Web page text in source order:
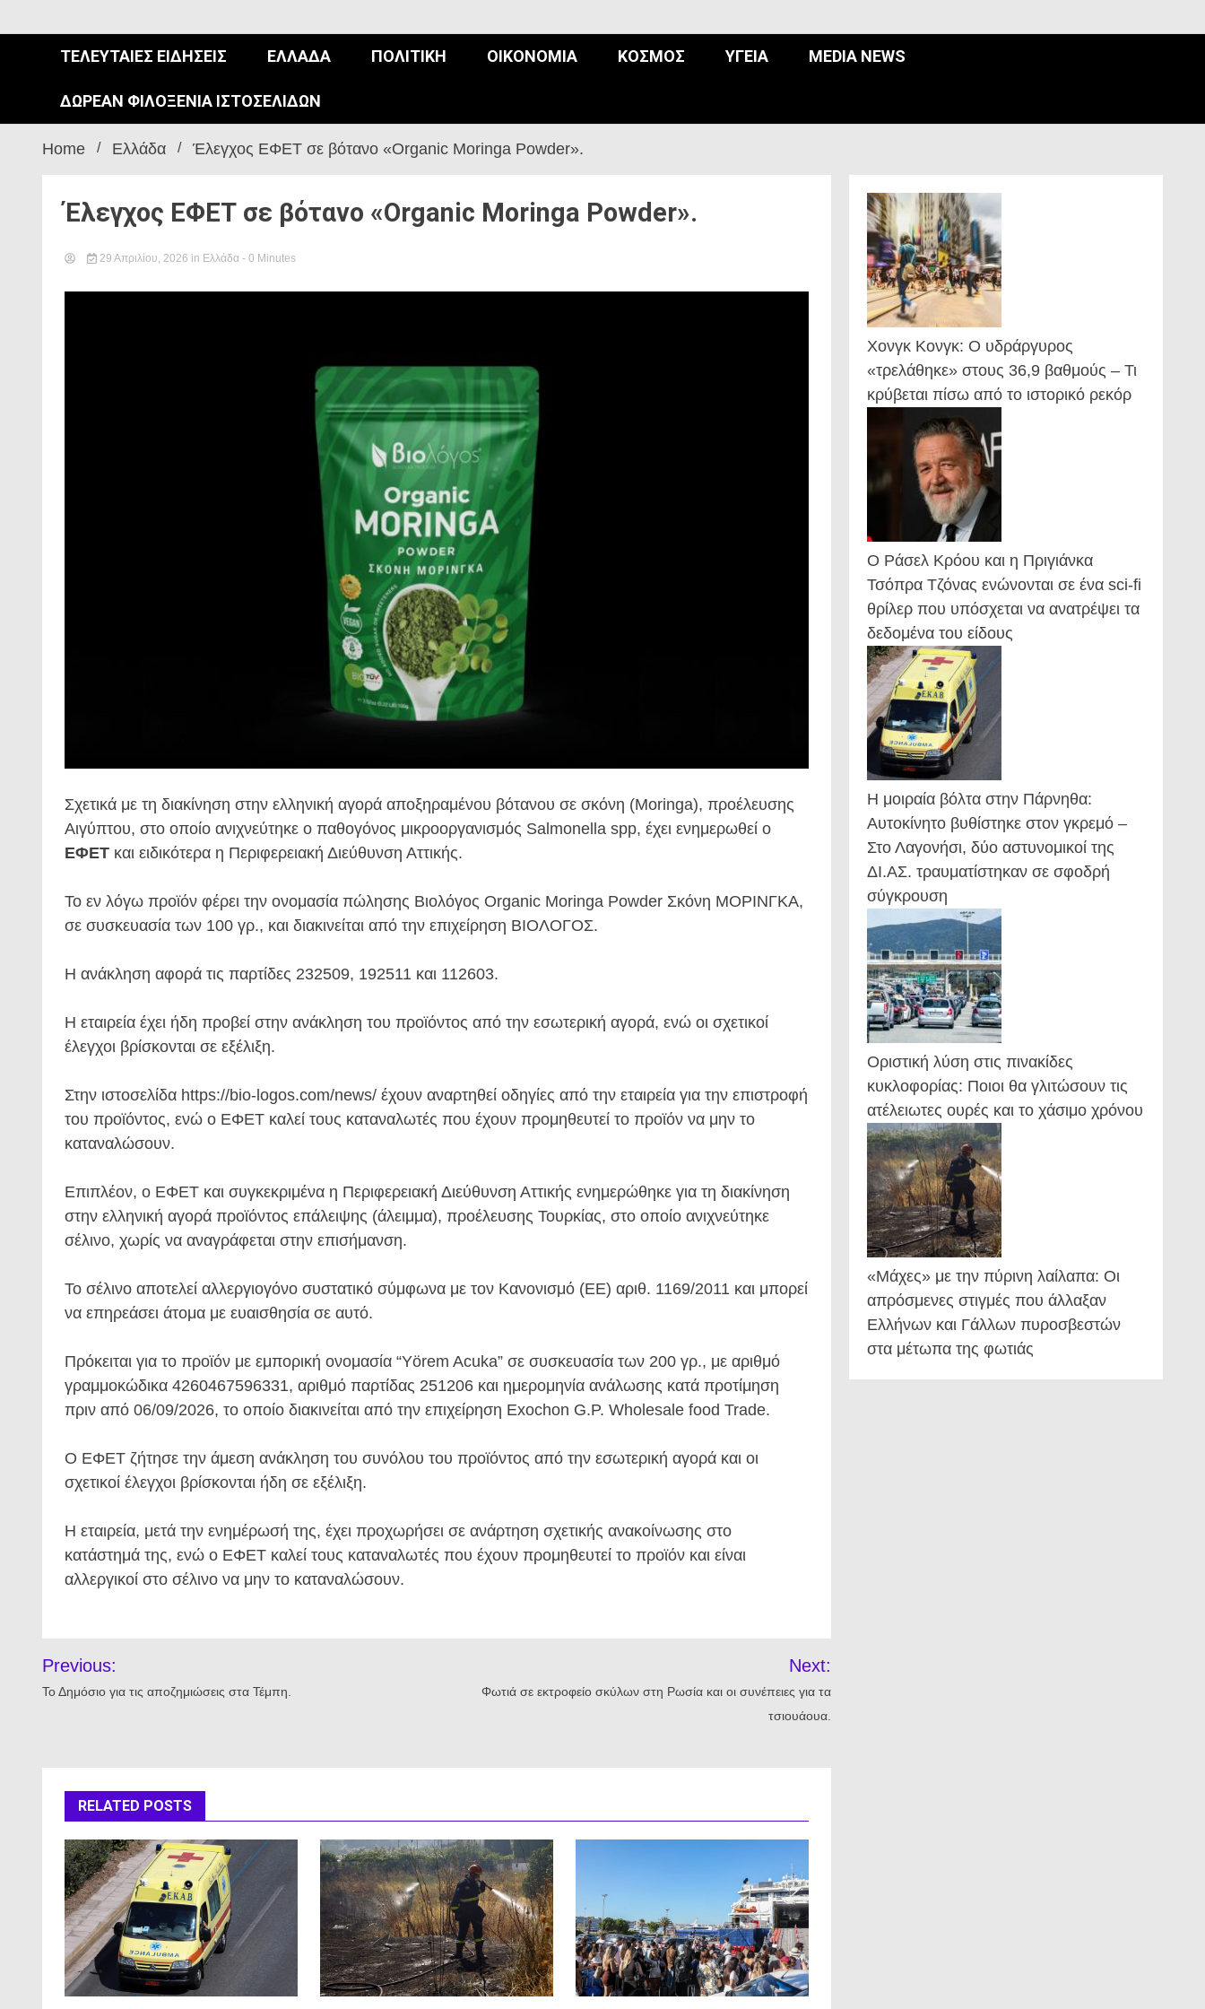
ΤΕΛΕΥΤΑΊΕΣ ΕΙΔΉΣΕΙΣ ΕΛΛΆΔΑ ΠΟΛΙΤΙΚΉ ΟΙΚΟΝΟΜΊΑ ΚΌΣΜΟΣ ΥΓΕΊΑ MEDIA NEWS
ΔΩΡΕΆΝ ΦΙΛΟΞΕΝΊΑ ΙΣΤΟΣΕΛΊΔΩΝ
Home Ελλάδα Έλεγχος ΕΦΕΤ σε βότανο «Organic Moringa Powder».
Έλεγχος ΕΦΕΤ σε βότανο «Organic Moringa Powder».
29 Απριλίου, 2026 in Ελλάδα - 0 Minutes
Σχετικά με τη διακίνηση στην ελληνική αγορά αποξηραμένου βότανου σε σκόνη (Moringa), προέλευσης
Αιγύπτου, στο οποίο ανιχνεύτηκε ο παθογόνος μικροοργανισμός Salmonella spp, έχει ενημερωθεί ο
ΕΦΕΤ και ειδικότερα η Περιφερειακή Διεύθυνση Αττικής.
Το εν λόγω προϊόν φέρει την ονομασία πώλησης Βιολόγος Organic Moringa Powder Σκόνη ΜΟΡΙΝΓΚΑ,
σε συσκευασία των 100 γρ., και διακινείται από την επιχείρηση ΒΙΟΛΟΓΟΣ.
Η ανάκληση αφορά τις παρτίδες 232509, 192511 και 112603.
Η εταιρεία έχει ήδη προβεί στην ανάκληση του προϊόντος από την εσωτερική αγορά, ενώ οι σχετικοί
έλεγχοι βρίσκονται σε εξέλιξη.
Στην ιστοσελίδα https://bio-logos.com/news/ έχουν αναρτηθεί οδηγίες από την εταιρεία για την επιστροφή
του προϊόντος, ενώ ο ΕΦΕΤ καλεί τους καταναλωτές που έχουν προμηθευτεί το προϊόν να μην το
καταναλώσουν.
Επιπλέον, ο ΕΦΕΤ και συγκεκριμένα η Περιφερειακή Διεύθυνση Αττικής ενημερώθηκε για τη διακίνηση
στην ελληνική αγορά προϊόντος επάλειψης (άλειμμα), προέλευσης Τουρκίας, στο οποίο ανιχνεύτηκε
σέλινο, χωρίς να αναγράφεται στην επισήμανση.
Το σέλινο αποτελεί αλλεργιογόνο συστατικό σύμφωνα με τον Κανονισμό (ΕΕ) αριθ. 1169/2011 και μπορεί
να επηρεάσει άτομα με ευαισθησία σε αυτό.
Πρόκειται για το προϊόν με εμπορική ονομασία “Yörem Acuka” σε συσκευασία των 200 γρ., με αριθμό
γραμμοκώδικα 4260467596331, αριθμό παρτίδας 251206 και ημερομηνία ανάλωσης κατά προτίμηση
πριν από 06/09/2026, το οποίο διακινείται από την επιχείρηση Exochon G.P. Wholesale food Trade.
Ο ΕΦΕΤ ζήτησε την άμεση ανάκληση του συνόλου του προϊόντος από την εσωτερική αγορά και οι
σχετικοί έλεγχοι βρίσκονται ήδη σε εξέλιξη.
Η εταιρεία, μετά την ενημέρωσή της, έχει προχωρήσει σε ανάρτηση σχετικής ανακοίνωσης στο
κατάστημά της, ενώ ο ΕΦΕΤ καλεί τους καταναλωτές που έχουν προμηθευτεί το προϊόν και είναι
αλλεργικοί στο σέλινο να μην το καταναλώσουν.
άρθρων
Previous:
Το Δημόσιο για τις αποζημιώσεις στα Τέμπη.
Next:
Φωτιά σε εκτροφείο σκύλων στη Ρωσία και οι συνέπειες για τα
τσιουάουα.
RELATED POSTS
Χονγκ Κονγκ: Ο υδράργυρος
«τρελάθηκε» στους 36,9 βαθμούς – Τι
κρύβεται πίσω από το ιστορικό ρεκόρ
Ο Ράσελ Κρόου και η Πριγιάνκα
Τσόπρα Τζόνας ενώνονται σε ένα sci-fi
θρίλερ που υπόσχεται να ανατρέψει τα
δεδομένα του είδους
Η μοιραία βόλτα στην Πάρνηθα:
Αυτοκίνητο βυθίστηκε στον γκρεμό –
Στο Λαγονήσι, δύο αστυνομικοί της
ΔΙ.ΑΣ. τραυματίστηκαν σε σφοδρή
σύγκρουση
Οριστική λύση στις πινακίδες
κυκλοφορίας: Ποιοι θα γλιτώσουν τις
ατέλειωτες ουρές και το χάσιμο χρόνου
«Μάχες» με την πύρινη λαίλαπα: Οι
απρόσμενες στιγμές που άλλαξαν
Ελλήνων και Γάλλων πυροσβεστών
στα μέτωπα της φωτιάς